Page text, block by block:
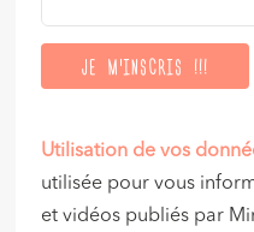
Utilisation de vos
utilisée pour vous
et vidéos publiés par